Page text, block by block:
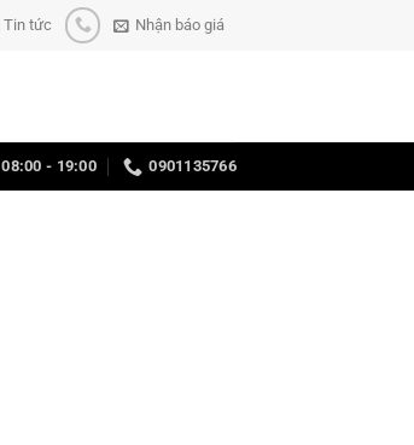
Tin tức Nhận báo giá
08:00 - 19:00 0901135766